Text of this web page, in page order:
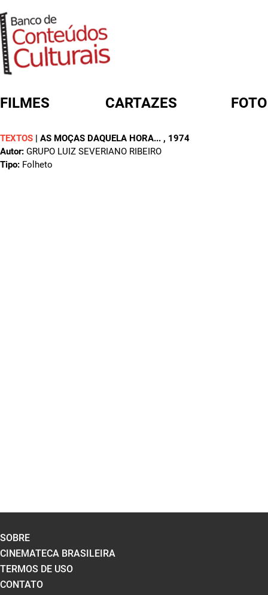
FILMES CARTAZES
TEXTOS | AS MOÇAS DAQUELA HORA... , 1974
Autor: GRUPO LUIZ SEVERIANO RIBEIRO
Tipo: Folheto
FORMULÁRIO DE BUSCA
SOBRE
CINEMATECA BRASILEIRA
TERMOS DE USO
CONTATO